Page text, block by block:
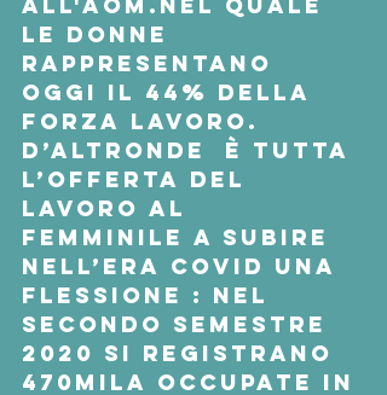
le donne
rappresentano
oggi il 44% della
forza lavoro.
D’altronde  è tutta
l’offerta del
lavoro al
femminile a subire
nell’era Covid una
flessione : nel
secondo semestre
2020 si registrano
470mila occupate in